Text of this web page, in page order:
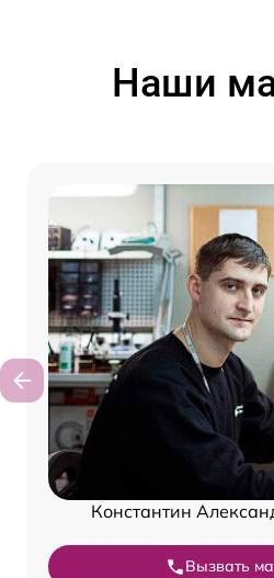
Наши
Константин
Вызвать